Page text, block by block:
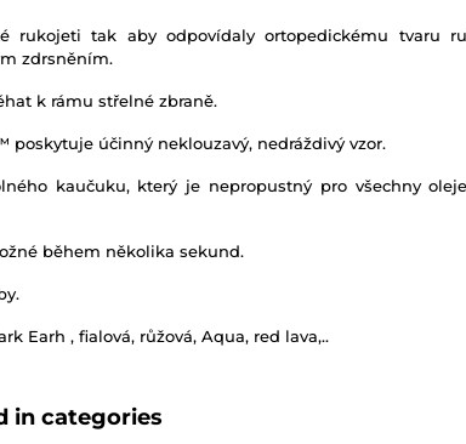
rukojeti tak aby odpovídaly ortopedickému tvaru
zdrsněním.
k rámu střelné zbraně.
poskytuje účinný neklouzavý, nedráždivý vzor.
kaučuku, který je nepropustný pro všechny
během několika sekund.
Earh , fialová, růžová, Aqua, red lava,..
in categories